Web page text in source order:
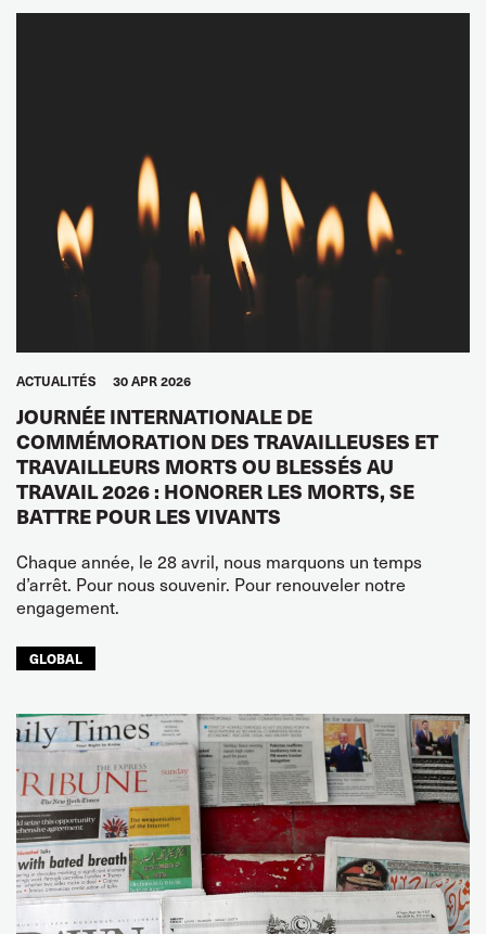
ACTUALITÉS 30 APR 2026
JOURNÉE INTERNATIONALE DE
COMMÉMORATION DES TRAVAILLEUSES ET
TRAVAILLEURS MORTS OU BLESSÉS AU
TRAVAIL 2026 : HONORER LES MORTS, SE
BATTRE POUR LES VIVANTS
Chaque année, le 28 avril, nous marquons un temps
d’arrêt. Pour nous souvenir. Pour renouveler notre
engagement.
GLOBAL